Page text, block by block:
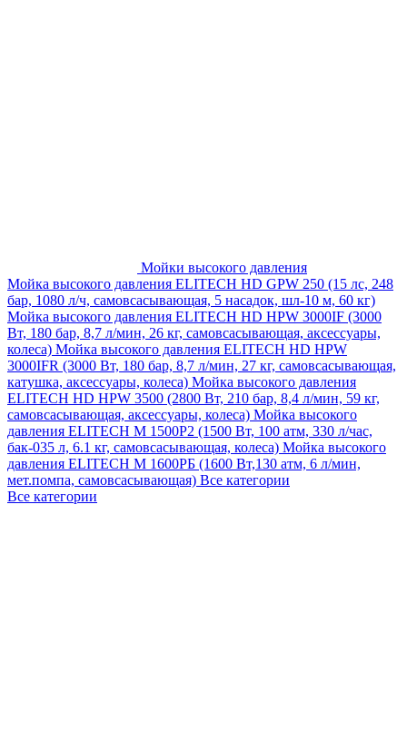
Мойки высокого давления
Мойка высокого давления ELITECH HD GPW 250 (15 лс, 248
бар, 1080 л/ч, самовсасывающая, 5 насадок, шл-10 м, 60 кг)
Мойка высокого давления ELITECH HD HPW 3000IF (3000
Вт, 180 бар, 8,7 л/мин, 26 кг, самовсасывающая, аксессуары,
колеса) Мойка высокого давления ELITECH HD HPW
3000IFR (3000 Вт, 180 бар, 8,7 л/мин, 27 кг, самовсасывающая,
катушка, аксессуары, колеса) Мойка высокого давления
ELITECH HD HPW 3500 (2800 Вт, 210 бар, 8,4 л/мин, 59 кг,
самовсасывающая, аксессуары, колеса) Мойка высокого
давления ELITECH M 1500P2 (1500 Вт, 100 атм, 330 л/час,
бак-035 л, 6.1 кг, самовсасывающая, колеса) Мойка высокого
давления ELITECH М 1600РБ (1600 Вт,130 атм, 6 л/мин,
мет.помпа, самовсасывающая) Все категории
Все категории